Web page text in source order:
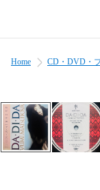
Home CD・DVD・